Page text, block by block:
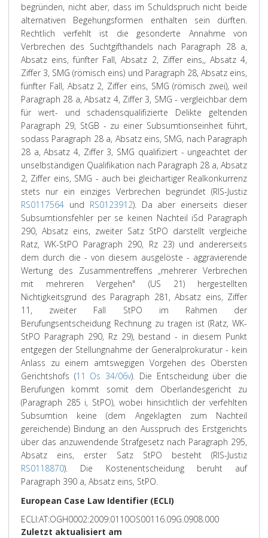
begründen, nicht aber, dass im Schuldspruch nicht beide
alternativen Begehungsformen enthalten sein dürften.
Rechtlich verfehlt ist die gesonderte Annahme von
Verbrechen des Suchtgifthandels nach Paragraph 28 a,
Absatz eins, fünfter Fall, Absatz 2, Ziffer eins,, Absatz 4,
Ziffer 3, SMG (römisch eins) und Paragraph 28, Absatz eins,
fünfter Fall, Absatz 2, Ziffer eins, SMG (römisch zwei), weil
Paragraph 28 a, Absatz 4, Ziffer 3, SMG - vergleichbar dem
für wert- und schadensqualifizierte Delikte geltenden
Paragraph 29, StGB - zu einer Subsumtionseinheit führt,
sodass Paragraph 28 a, Absatz eins, SMG, nach Paragraph
28 a, Absatz 4, Ziffer 3, SMG qualifiziert - ungeachtet der
unselbständigen Qualifikation nach Paragraph 28 a, Absatz
2, Ziffer eins, SMG - auch bei gleichartiger Realkonkurrenz
stets nur ein einziges Verbrechen begründet (RIS-Justiz
RS0117564 und RS0123912). Da aber einerseits dieser
Subsumtionsfehler per se keinen Nachteil iSd Paragraph
290, Absatz eins, zweiter Satz StPO darstellt vergleiche
Ratz, WK-StPO Paragraph 290, Rz 23) und andererseits
dem durch die - von diesem ausgelöste - aggravierende
Wertung des Zusammentreffens „mehrerer Verbrechen
mit mehreren Vergehen" (US 21) hergestellten
Nichtigkeitsgrund des Paragraph 281, Absatz eins, Ziffer
11, zweiter Fall StPO im Rahmen der
Berufungsentscheidung Rechnung zu tragen ist (Ratz, WK-
StPO Paragraph 290, Rz 29), bestand - in diesem Punkt
entgegen der Stellungnahme der Generalprokuratur - kein
Anlass zu einem amtswegigen Vorgehen des Obersten
Gerichtshofs (11 Os 34/06v). Die Entscheidung über die
Berufungen kommt somit dem Oberlandesgericht zu
(Paragraph 285 i, StPO), wobei hinsichtlich der verfehlten
Subsumtion keine (dem Angeklagten zum Nachteil
gereichende) Bindung an den Ausspruch des Erstgerichts
über das anzuwendende Strafgesetz nach Paragraph 295,
Absatz eins, erster Satz StPO besteht (RIS-Justiz
RS0118870). Die Kostenentscheidung beruht auf
Paragraph 390 a, Absatz eins, StPO.
European Case Law Identifier (ECLI)
ECLI:AT:OGH0002:2009:0110OS00116.09G.0908.000
Zuletzt aktualisiert am